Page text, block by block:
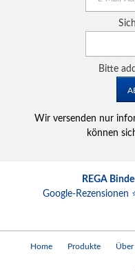
Bitte
Wir versenden nur
können
Home Produkte
REGA
Google-Rezensionen